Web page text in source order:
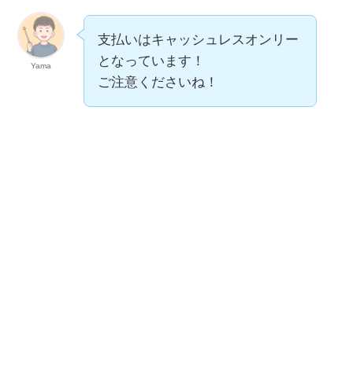
Yama
支払いはキャッシュレスオンリー
となっています！
ご注意くださいね！